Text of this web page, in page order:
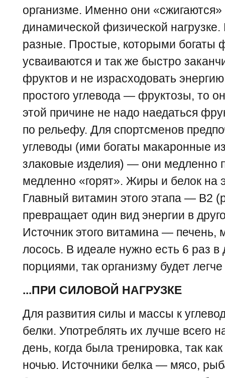
организме. Именно они
динамической физической
разные. Простые, которыми богаты
усваиваются и так же быстро
фруктов и не израсходовать
простого углевода — фруктозы, то
этой причине не надо наедаться
по рельефу. Для спортсменов
углеводы (ими богаты макаронные
злаковые изделия) — они медленно
медленно «горят». Жиры и белок на
Главный витамин этого этапа — В2
превращает один вид энергии в
Источник этого витамина — печень,
лосось. В идеале нужно есть 6 раз
порциями, так организму будет
...ПРИ СИЛОВОЙ НАГРУЗКЕ
Для развития силы и массы к
белки. Употреблять их лучше всего
день, когда была тренировка, так
ночью. Источники белка — мясо,